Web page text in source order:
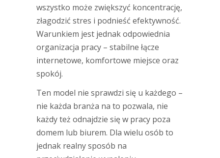
wszystko może zwiększyć koncentrację,
złagodzić stres i podnieść efektywność.
Warunkiem jest jednak odpowiednia
organizacja pracy – stabilne łącze
internetowe, komfortowe miejsce oraz
spokój.
Ten model nie sprawdzi się u każdego –
nie każda branża na to pozwala, nie
każdy też odnajdzie się w pracy poza
domem lub biurem. Dla wielu osób to
jednak realny sposób na